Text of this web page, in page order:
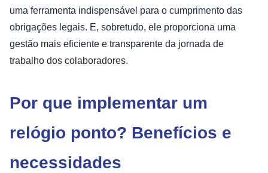
uma ferramenta indispensável para o cumprimento das
obrigações legais. E, sobretudo, ele proporciona uma
gestão mais eficiente e transparente da jornada de
trabalho dos colaboradores.
Por que implementar um
relógio ponto? Benefícios e
necessidades